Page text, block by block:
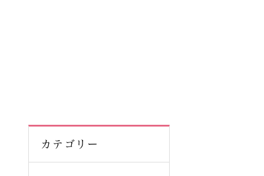
カテゴリー